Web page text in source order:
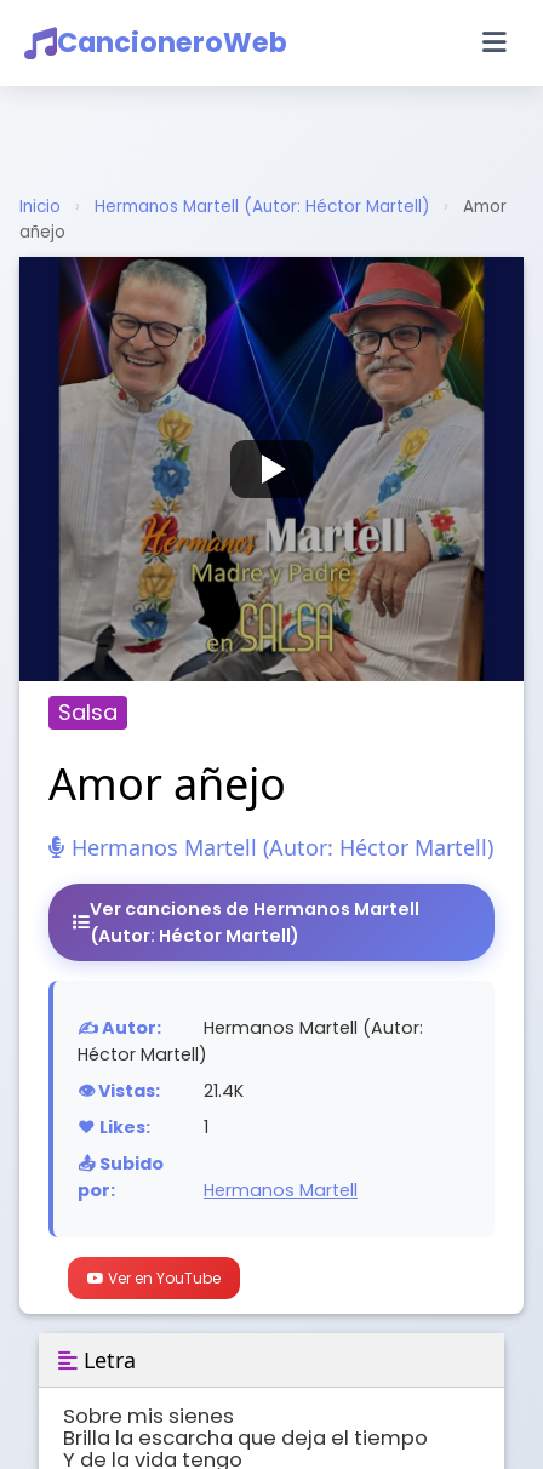
CancioneroWeb
Inicio › Hermanos Martell (Autor: Héctor Martell) ›
Amor
añejo
Salsa
Amor añejo
Hermanos Martell (Autor: Héctor Martell)
Ver canciones de Hermanos Martell
(Autor: Héctor Martell)
✍️ Autor:
Hermanos Martell (Autor:
Héctor Martell)
👁️ Vistas:
21.4K
❤️ Likes:
1
📤 Subido
por:
Hermanos Martell
Ver en YouTube
Letra
Sobre mis sienes
Brilla la escarcha que deja el tiempo
Y de la vida tengo